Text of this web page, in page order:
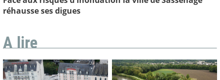
réhausse ses digues
A lire